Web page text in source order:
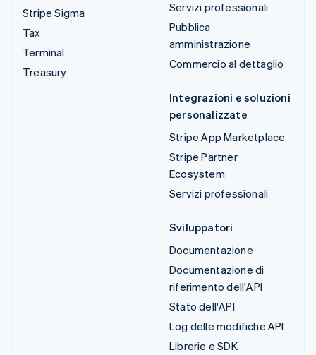
Stripe Sigma
Tax
Terminal
Treasury
Servizi professionali
Pubblica
amministrazione
Commercio al dettaglio
Integrazioni e soluzioni
personalizzate
Stripe App Marketplace
Stripe Partner
Ecosystem
Servizi professionali
Sviluppatori
Documentazione
Documentazione di
riferimento dell'API
Stato dell'API
Log delle modifiche API
Librerie e SDK